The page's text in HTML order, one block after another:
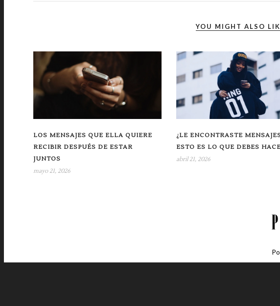
YOU MIGHT ALSO
LOS MENSAJES QUE ELLA QUIERE
RECIBIR DESPUÉS DE ESTAR
JUNTOS
mayo 21, 2026
¿LE ENCONTRASTE
ESTO ES LO QUE DEBES
abril 21, 2026